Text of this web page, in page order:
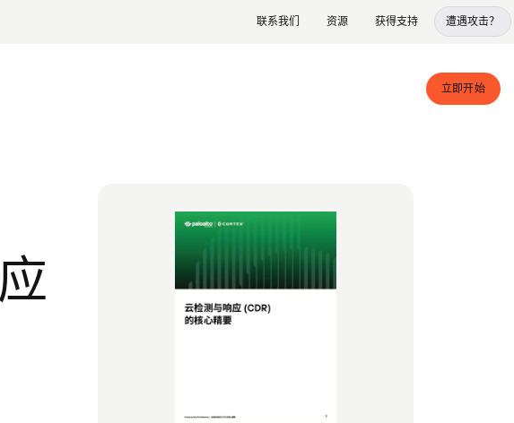
联系我们 资源 获得支持 遭遇攻击？
立即开始